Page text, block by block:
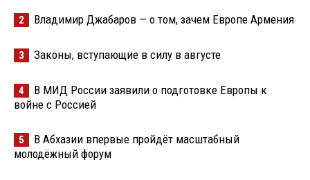
2 Владимир Джабаров — о том, зачем Европе Армения
3 Законы, вступающие в силу в августе
4
В МИД России заявили о подготовке Европы к
войне с Россией
5
В Абхазии впервые пройдёт масштабный
молодёжный форум